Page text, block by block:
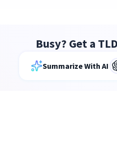
Busy? Get a
Summarize With AI